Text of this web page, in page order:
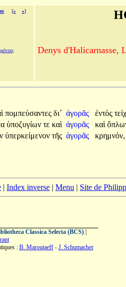
[« »]
Denys d'Halicarnasse,
πομπεύσαντες δι´ ἀγορᾶς ἐντὸς
ὑποζυγίων τε καὶ ἀγορᾶς καὶ
ὑπερκείμενον τῆς ἀγορᾶς κρημνόν,
| Index inverse | Menu | Site de
Classica Selecta (BCS)|
: B. Maroutaeff- J. Schumacher